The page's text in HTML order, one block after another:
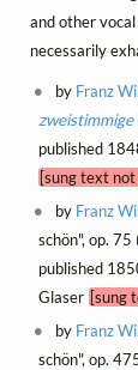
and other
necessarily
by Franz
published
[sung text
by Franz
schön", op. 75
published
Glaser [sung
by Franz
schön", op.